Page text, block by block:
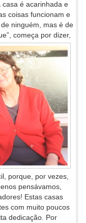
casa é acarinhada e
coisas funcionam e
ninguém, mas é de
começa por dizer,
porque, por vezes,
pensávamos,
Estas casas
com muito poucos
dedicação. Por